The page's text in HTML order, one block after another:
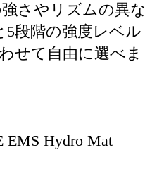
さやリズムの異な
5段階の強度レベル
せて自由に選べま
EMS Hydro Mat